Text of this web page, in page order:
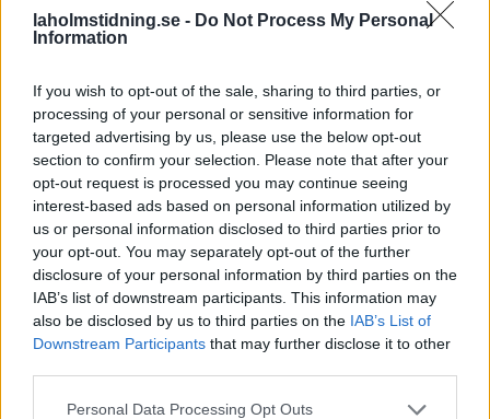
laholmstidning.se - Do Not Process My Personal
Information
If you wish to opt-out of the sale, sharing to third parties, or
processing of your personal or sensitive information for
targeted advertising by us, please use the below opt-out
section to confirm your selection. Please note that after your
opt-out request is processed you may continue seeing
interest-based ads based on personal information utilized by
us or personal information disclosed to third parties prior to
your opt-out. You may separately opt-out of the further
disclosure of your personal information by third parties on the
IAB’s list of downstream participants. This information may
also be disclosed by us to third parties on the IAB’s List of
Downstream Participants that may further disclose it to other
Personal Data Processing Opt Outs
med att återupprätta Mellbystrands vägförening. Foto:
Rickard Gustafsson/Arkiv
uppdrag som vare sig tidskrävande eller svårt.
– Den viktigaste och enda uppgiften jag har är att få en
riktig styrelse på plats, säger han till LT.
Någon kontakt med medlemmarna i vägföreningen har
ännu inte tagits, men inom kort kommer sysslomannen att
skicka ut en kallelse till alla medlemmar om en extra
årsstämma.
– Min målsättning är att mötet ska äga rum i början av
nästa år och där ska medlemmarna utse en ny styrelse.
Vem som helst får komma med förslag på hur styrelsen ska